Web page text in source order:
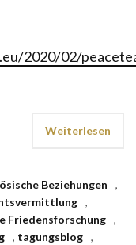
2020/02/
Weiterlesen
Beziehungen
,
,
Friedensforschung ,
, tagungsblog
,